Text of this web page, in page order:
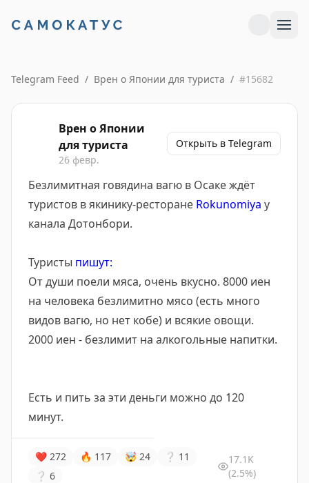
Telegram Feed / Врен о Японии для туриста / #15682
Врен о Японии
для туриста
26 февр.
Открыть в Telegram
Безлимитная говядина вагю в Осаке ждёт
туристов в якинику-ресторане Rokunomiya у
канала Дотонбори.
Туристы пишут:
От души поели мяса, очень вкусно. 8000 иен
на человека безлимитно мясо (есть много
видов вагю, но нет кобе) и всякие овощи.
2000 иен - безлимит на алкогольные напитки.
Есть и пить за эти деньги можно до 120
минут.
❤ 272 🔥 117 🤯 24 ❔ 11
❔ 6
17.1K
(2.5%)